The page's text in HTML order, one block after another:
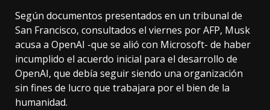
Según documentos presentados en un tribunal de
San Francisco, consultados el viernes por AFP, Musk
acusa a OpenAI -que se alió con Microsoft- de haber
incumplido el acuerdo inicial para el desarrollo de
OpenAI, que debía seguir siendo una organización
sin fines de lucro que trabajara por el bien de la
humanidad.